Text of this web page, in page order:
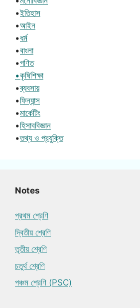
•ইতিহাস
•আইন
•ধর্ম
•বাংলা
•গণিত
•কৃষিশিক্ষা
•ব্যবসায়
•ফিন্যান্স
•মার্কেটিং
•হিসাববিজ্ঞান
•তথ্য ও প্রযুক্তি
Notes
প্রথম শ্রেণি
দ্বিতীয় শ্রেণি
তৃতীয় শ্রেণি
চতুর্থ শ্রেণি
পঞ্চম শ্রেণি (PSC)